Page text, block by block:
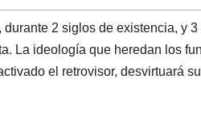
l
a
d
s
durante 2 siglos de existencia, y
La ideología que heredan los
el retrovisor, desvirtuará